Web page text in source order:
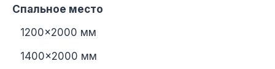
Спальное место
1200×2000 мм
1400×2000 мм